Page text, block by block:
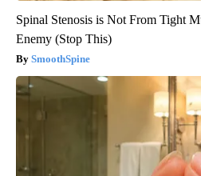
Spinal Stenosis is Not From Tight
Enemy (Stop This)
SmoothSpine